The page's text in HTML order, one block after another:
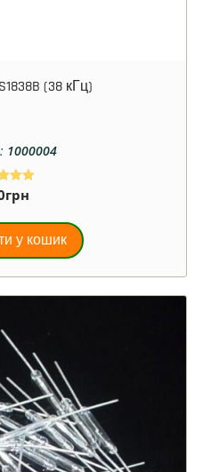
(38 кГц)
1000004
в
грн
у кошик